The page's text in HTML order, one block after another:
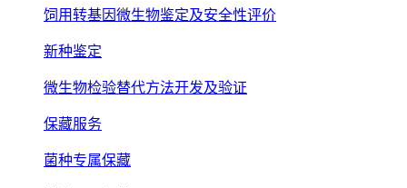
饲用转基因微生物鉴定及安全性评价
新种鉴定
微生物检验替代方法开发及验证
保藏服务
菌种专属保藏